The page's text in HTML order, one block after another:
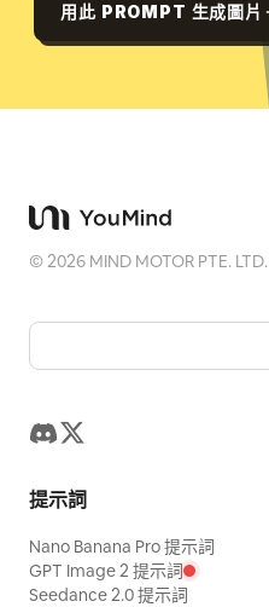
用此 PROMPT 生成圖片
©2026 MIND MOTOR PTE. LTD.
提示詞
Nano Banana Pro 提示詞
GPT Image 2 提示詞
Seedance 2.0 提示詞